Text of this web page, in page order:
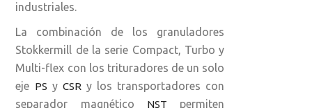
industriales.
La combinación de los granuladores
Stokkermill de la serie Compact, Turbo y
Multi-flex con los trituradores de un solo
eje PS y CSR y los transportadores con
separador magnético NST permiten